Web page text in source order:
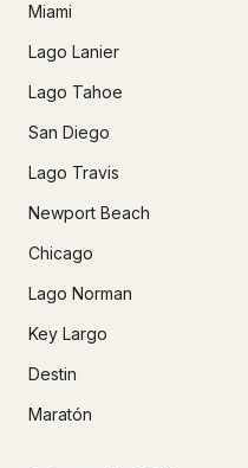
Miami
Lago Lanier
Lago Tahoe
San Diego
Lago Travis
Newport Beach
Chicago
Lago Norman
Key Largo
Destin
Maratón